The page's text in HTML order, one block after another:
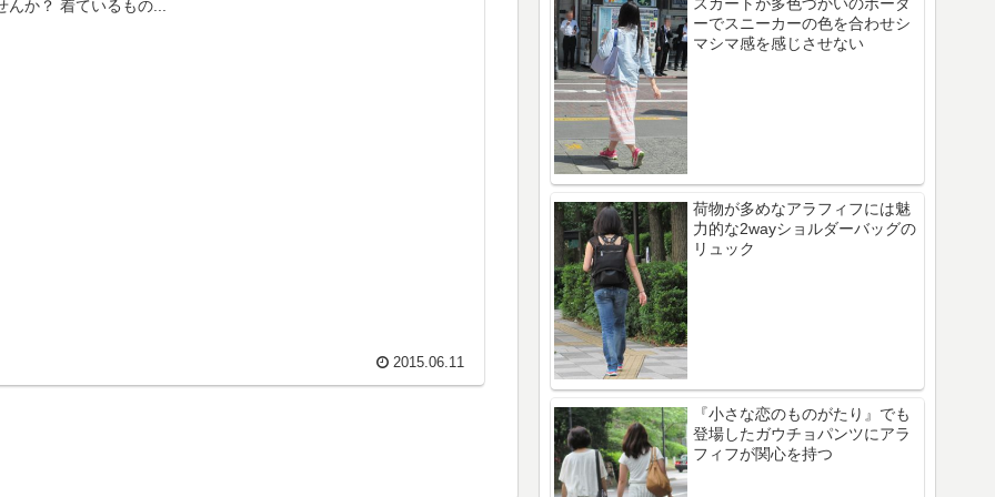
んか？ 着ているもの...
2015.06.11
ーでスニーカーの色を合わせシ
マシマ感を感じさせない
荷物が多めなアラフィフには魅
力的な2wayショルダーバッグの
リュック
『小さな恋のものがたり』でも
登場したガウチョパンツにアラ
フィフが関心を持つ